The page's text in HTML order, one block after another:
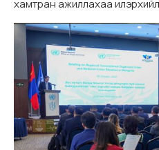
хамтран ажиллахаа